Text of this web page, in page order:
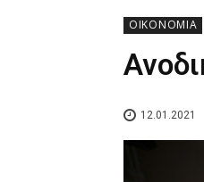
ΟΙΚΟΝΟΜΙΑ
12.01.2021